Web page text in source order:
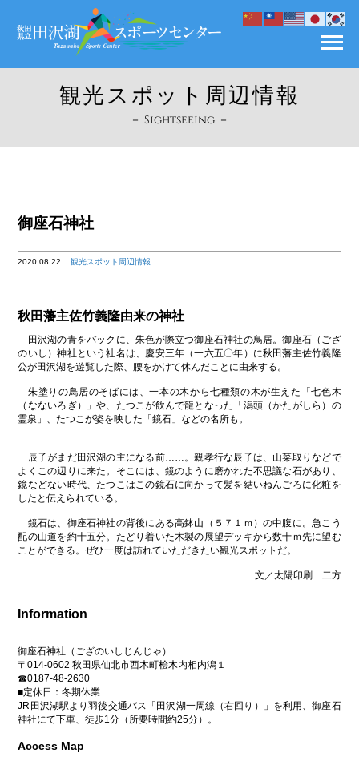
観光スポット周辺情報
－ Sightseeing －
御座石神社
2020.08.22観光スポット周辺情報
秋田藩主佐竹義隆由来の神社
田沢湖の青をバックに、朱色が際立つ御座石神社の鳥居。御座石（ござ
のいし）神社という社名は、慶安三年（一六五〇年）に秋田藩主佐竹義隆
公が田沢湖を遊覧した際、腰をかけて休んだことに由来する。
朱塗りの鳥居のそばには、一本の木から七種類の木が生えた「七色木
（なないろぎ）」や、たつこが飲んで龍となった「潟頭（かたがしら）の
霊泉」、たつこが姿を映した「鏡石」などの名所も。
辰子がまだ田沢湖の主になる前……。親孝行な辰子は、山菜取りなどで
よくこの辺りに来た。そこには、鏡のように磨かれた不思議な石があり、
鏡などない時代、たつこはこの鏡石に向かって髪を結いねんごろに化粧を
したと伝えられている。
鏡石は、御座石神社の背後にある高鉢山（５７１ｍ）の中腹に。急こう
配の山道を約十五分。たどり着いた木製の展望デッキから数十ｍ先に望む
ことができる。ぜひ一度は訪れていただきたい観光スポットだ。
文／太陽印刷 二方
Information
御座石神社（ござのいしじんじゃ）
〒014-0602 秋田県仙北市西木町桧木内相内潟１
☎0187-48-2630
■定休日：冬期休業
JR田沢湖駅より羽後交通バス「田沢湖一周線（右回り）」を利用、御座石
神社にて下車、徒歩1分（所要時間約25分）。
Access Map